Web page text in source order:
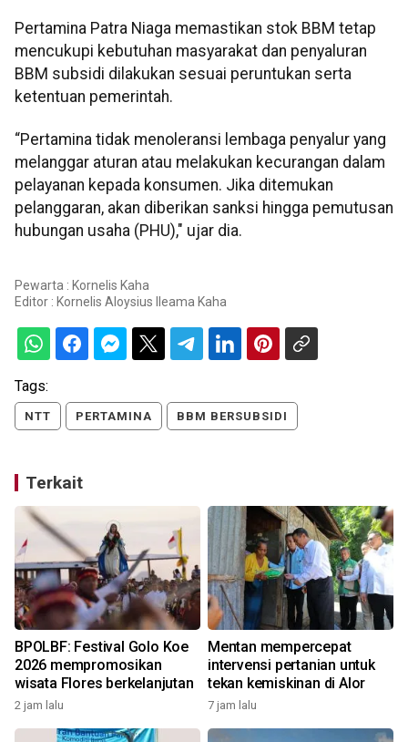
Pertamina Patra Niaga memastikan stok BBM tetap
mencukupi kebutuhan masyarakat dan penyaluran
BBM subsidi dilakukan sesuai peruntukan serta
ketentuan pemerintah.
“Pertamina tidak menoleransi lembaga penyalur yang
melanggar aturan atau melakukan kecurangan dalam
pelayanan kepada konsumen. Jika ditemukan
pelanggaran, akan diberikan sanksi hingga pemutusan
hubungan usaha (PHU)," ujar dia.
Pewarta : Kornelis Kaha
Editor : Kornelis Aloysius Ileama Kaha
Tags:
NTT PERTAMINA BBM BERSUBSIDI
Terkait
BPOLBF: Festival Golo Koe
2026 mempromosikan
wisata Flores berkelanjutan
2 jam lalu
Mentan mempercepat
intervensi pertanian untuk
tekan kemiskinan di Alor
7 jam lalu